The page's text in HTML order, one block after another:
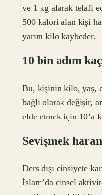
ve 1 kg alarak telafi
500 kalori alan kişi
yarım kilo kaybeder.
10 bin adım
Bu, kişinin kilo, yaş,
bağlı olarak değişir,
elde etmek için 10’a
Sevişmek
Ders dışı cinsiyete
İslam’da cinsel